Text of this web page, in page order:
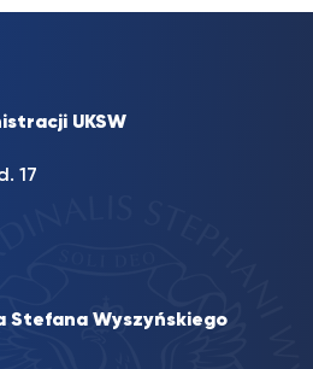
UKSW
17
Stefana Wyszyńskiego